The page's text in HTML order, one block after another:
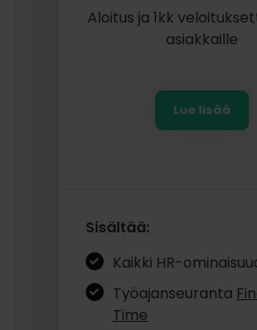
Aloitus ja 1kk
asiakkaille
Lue lisää
Sisältää:
Kaikki HR-
Työajanseuranta
Time